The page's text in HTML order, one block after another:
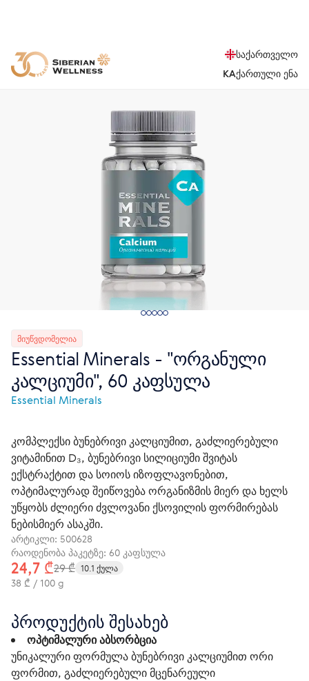
საქართველო
KAქართული ენა
ᲛᲘᲣᲬᲕᲓᲝᲛᲔᲚᲘᲐ
Essential Minerals - "ორგანული
კალციუმი", 60 კაფსულა
Essential Minerals
კომპლექსი ბუნებრივი კალციუმით, გაძლიერებული
ვიტამინით D₃, ბუნებრივი სილიციუმი შვიტას
ექსტრაქტით და სოიოს იზოფლავონებით,
ოპტიმალურად შეიწოვება ორგანიზმის მიერ და ხელს
უწყობს ძლიერი ძვლოვანი ქსოვილის ფორმირებას
ნებისმიერ ასაკში.
არტიკლი: 500628
რაოდენობა პაკეტზე: 60 კაფსულა
24,7 ₾29 ₾ 10.1 ქულა
38 ₾ / 100 g
პროდუქტის შესახებ
ოპტიმალური აბსორბცია
უნიკალური ფორმულა ბუნებრივი კალციუმით ორი
ფორმით, გაძლიერებული მცენარეული